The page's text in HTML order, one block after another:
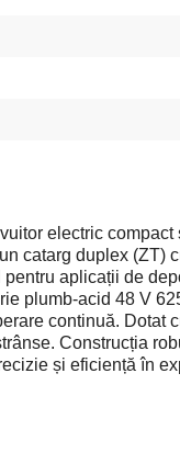
electric
catarg duplex (ZT)
aplicații de
plumb-acid 48 V
continuă. Dotat
Construcția
și eficiență în